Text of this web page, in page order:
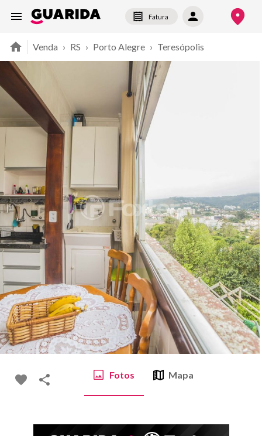
Fatura
Venda › RS › Porto Alegre › Teresópolis
Fotos Mapa